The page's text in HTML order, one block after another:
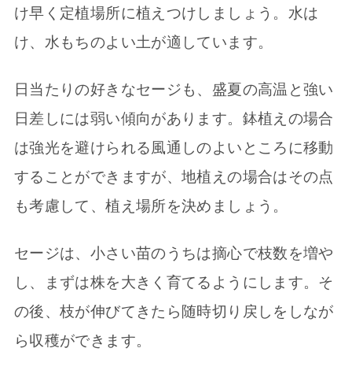
け早く定植場所に植えつけしましょう。水は
け、水もちのよい土が適しています。
日当たりの好きなセージも、盛夏の高温と強い
日差しには弱い傾向があります。鉢植えの場合
は強光を避けられる風通しのよいところに移動
することができますが、地植えの場合はその点
も考慮して、植え場所を決めましょう。
セージは、小さい苗のうちは摘心で枝数を増や
し、まずは株を大きく育てるようにします。そ
の後、枝が伸びてきたら随時切り戻しをしなが
ら収穫ができます。